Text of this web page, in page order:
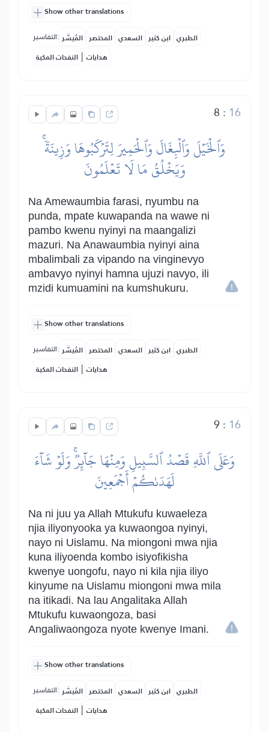
Show other translations
التفاسير: المُيسَّر المختصر السعدي ابن كثير الطبري
النفحات المكية | هدايات
8 : 16
وَٱلۡخَيۡلَ وَٱلۡبِغَالَ وَٱلۡحَمِيرَ لِتَرۡكَبُوهَا وَزِينَةٗۚ
وَيَخۡلُقُ مَا لَا تَعۡلَمُونَ
Na Amewaumbia farasi, nyumbu na
punda, mpate kuwapanda na wawe ni
pambo kwenu nyinyi na maangalizi
mazuri. Na Anawaumbia nyinyi aina
mbalimbali za vipando na vinginevyo
ambavyo nyinyi hamna ujuzi navyo, ili
mzidi kumuamini na kumshukuru.
Show other translations
التفاسير: المُيسَّر المختصر السعدي ابن كثير الطبري
النفحات المكية | هدايات
9: 16
وَعَلَى ٱللَّهِ قَصۡدُ ٱلسَّبِيلِ وَمِنۡهَا جَآئِرٞۚ وَلَوۡ شَآءَ
لَهَدَىٰكُمۡ أَجۡمَعِينَ
Na ni juu ya Allah Mtukufu kuwaeleza
njia iliyonyooka ya kuwaongoa nyinyi,
nayo ni Uislamu. Na miongoni mwa njia
kuna iliyoenda kombo isiyofikisha
kwenye uongofu, nayo ni kila njia iliyo
kinyume na Uislamu miongoni mwa mila
na itikadi. Na lau Angalitaka Allah
Mtukufu kuwaongoza, basi
Angaliwaongoza nyote kwenye Imani.
Show other translations
التفاسير: المُيسَّر المختصر السعدي ابن كثير الطبري
النفحات المكية | هدايات